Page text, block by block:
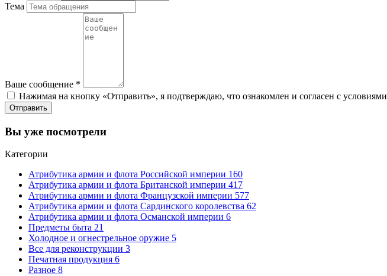
Тема
Ваше сообщение *
Нажимая на кнопку «Отправить», я подтверждаю, что ознакомлен и согласен с условиями
Отправить
Вы уже посмотрели
Категории
Атрибутика армии и флота Российской империи 160
Атрибутика армии и флота Британской империи 417
Атрибутика армии и флота Французской империи 577
Атрибутика армии и флота Сардинского королевства 62
Атрибутика армии и флота Османской империи 6
Предметы быта 21
Холодное и огнестрельное оружие 5
Все для реконструкции 3
Печатная продукция 6
Разное 8